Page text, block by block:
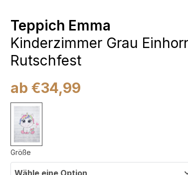
Teppich Emma
Kinderzimmer Grau
Rutschfest
ab €34,99
Größe